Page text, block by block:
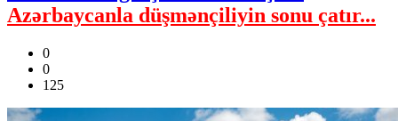
Azərbaycanla düşmənçiliyin sonu çatır...
0
0
125